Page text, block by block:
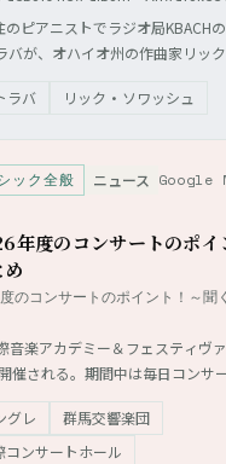
のピアニストでラジオ局KBACH
バが、オハイオ州の作曲家リッ
リストファー・ベイドと共演し、
られた「カスナー・ソナタ」な
より国際的に配信されている。
ラバ リック・ソワッシュ
ック全般 ニュース
Google
年度のコンサートのポイ
のコンサートのポイント！～聞
音楽アカデミー＆フェスティヴ
催される。期間中は毎日コンサ
の名曲が演奏される。一部公演
トはオンライン、電話、窓口で販
グレ
群馬交響楽団
コンサートホール